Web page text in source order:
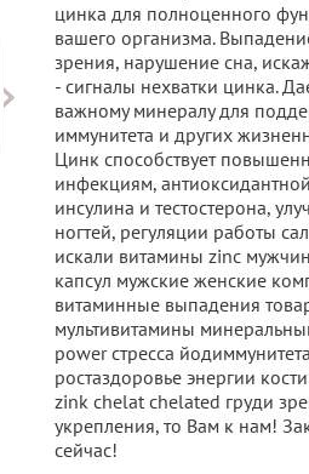
цинка для полноценного
вашего организма.
зрения, нарушение сна,
- сигналы нехватки цинка.
важному минералу для
иммунитета и других
Цинк способствует
инфекциям,
инсулина и тестостерона,
ногтей, регуляции работы
искали витамины zinс
капсул мужские женские
витаминные выпадения
мультивитамины
power стресса
ростаздоровье энергии
zink chelat chelated груди
укрепления, то Вам к нам!
сейчас!